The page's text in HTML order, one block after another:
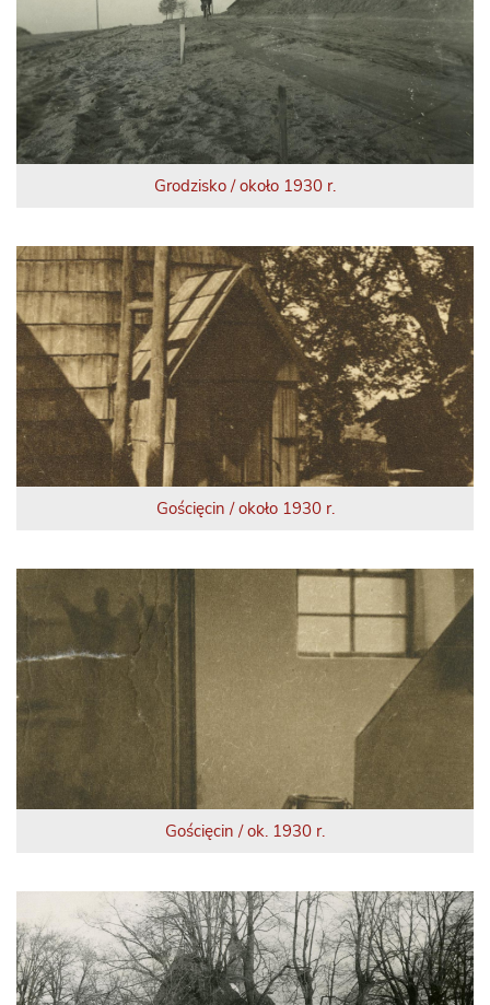
Grodzisko / około 1930 r.
Gościęcin / około 1930 r.
Gościęcin / ok. 1930 r.